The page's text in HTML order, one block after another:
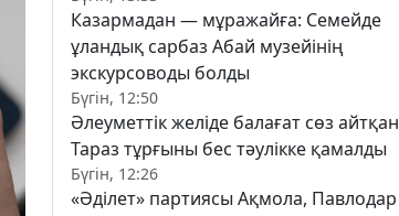
Казармадан — мұражайға: Семейде
ұландық сарбаз Абай музейінің
экскурсоводы болды
Бүгін, 12:50
Әлеуметтік желіде балағат сөз айтқан
Тараз тұрғыны бес тәулікке қамалды
Бүгін, 12:26
«Әділет» партиясы Ақмола, Павлодар